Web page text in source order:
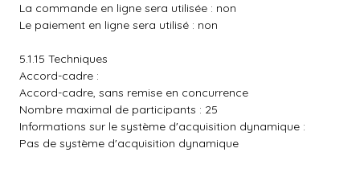
La commande en ligne sera utilisée : non
Le paiement en ligne sera utilisé : non
5.1.15 Techniques
Accord-cadre :
Accord-cadre, sans remise en concurrence
Nombre maximal de participants : 25
Informations sur le système d'acquisition dynamique :
Pas de système d'acquisition dynamique